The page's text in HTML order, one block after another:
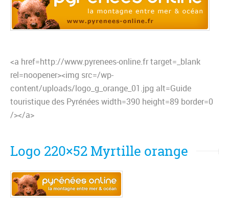
<a href=http://www.pyrenees-online.fr target=_blank
rel=noopener><img src=/wp-
content/uploads/logo_g_orange_01.jpg alt=Guide
touristique des Pyrénées width=390 height=89 border=0
/></a>
Logo 220×52 Myrtille orange